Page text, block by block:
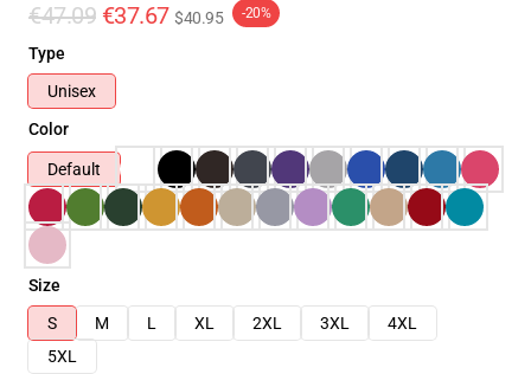
€47.09 €37.67 $40.95 -20%
Type
Unisex
Color
Default
Size
S
M L XL 2XL 3XL
4XL
5XL